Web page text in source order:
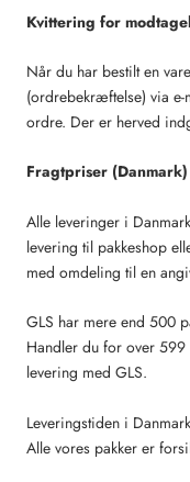
Kvittering for
Når du har bestilt en
(ordrebekræftelse) via
ordre. Der er herved
Fragtpriser (Danmark)
Alle leveringer i
levering til pakkeshop
med omdeling til en
GLS har mere end 500
Handler du for over
levering med GLS.
Leveringstiden i
Alle vores pakker er